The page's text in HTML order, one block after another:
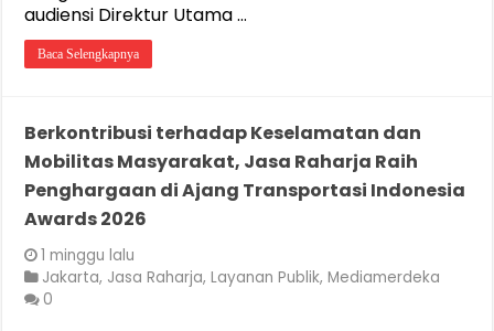
audiensi Direktur Utama …
Baca Selengkapnya
Berkontribusi terhadap Keselamatan dan
Mobilitas Masyarakat, Jasa Raharja Raih
Penghargaan di Ajang Transportasi Indonesia
Awards 2026
1 minggu lalu
Jakarta, Jasa Raharja,Layanan Publik,Mediamerdeka
0